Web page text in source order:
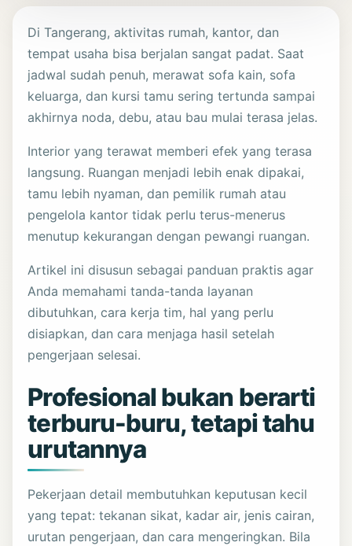
Di Tangerang, aktivitas rumah, kantor, dan
tempat usaha bisa berjalan sangat padat. Saat
jadwal sudah penuh, merawat sofa kain, sofa
keluarga, dan kursi tamu sering tertunda sampai
akhirnya noda, debu, atau bau mulai terasa jelas.
Interior yang terawat memberi efek yang terasa
langsung. Ruangan menjadi lebih enak dipakai,
tamu lebih nyaman, dan pemilik rumah atau
pengelola kantor tidak perlu terus-menerus
menutup kekurangan dengan pewangi ruangan.
Artikel ini disusun sebagai panduan praktis agar
Anda memahami tanda-tanda layanan
dibutuhkan, cara kerja tim, hal yang perlu
disiapkan, dan cara menjaga hasil setelah
pengerjaan selesai.
Profesional bukan berarti
terburu-buru, tetapi tahu
urutannya
Pekerjaan detail membutuhkan keputusan kecil
yang tepat: tekanan sikat, kadar air, jenis cairan,
urutan pengerjaan, dan cara mengeringkan. Bila